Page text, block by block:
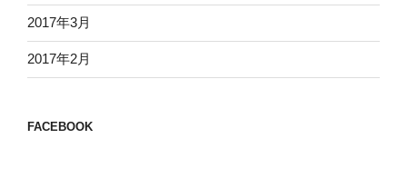
2017年3月
2017年2月
FACEBOOK